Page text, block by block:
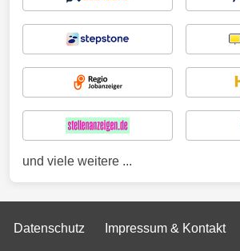
und viele weitere ...
Datenschutz Impressum & Kontakt